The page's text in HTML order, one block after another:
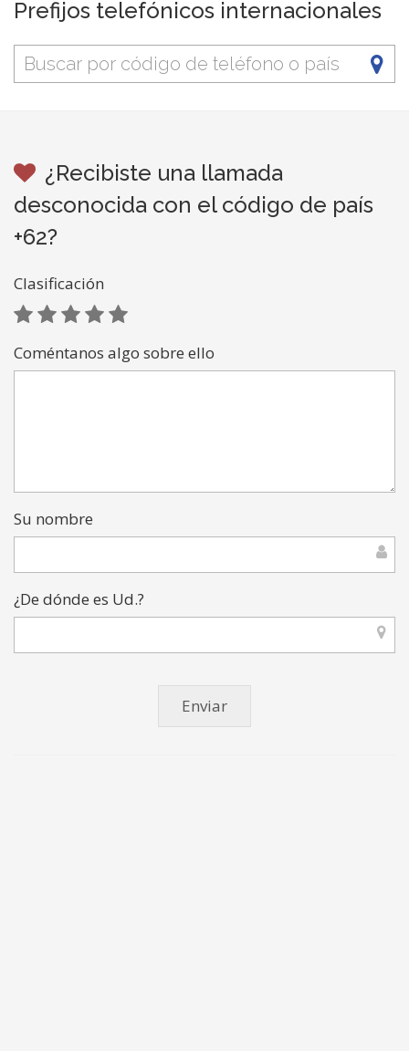
Prefijos telefónicos internacionales
¿Recibiste una llamada
desconocida con el código de país
+62?
Clasificación
Coméntanos algo sobre ello
Su nombre
¿De dónde es Ud.?